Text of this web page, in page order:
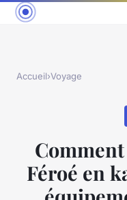
Accueil›Voyage
Féroé en